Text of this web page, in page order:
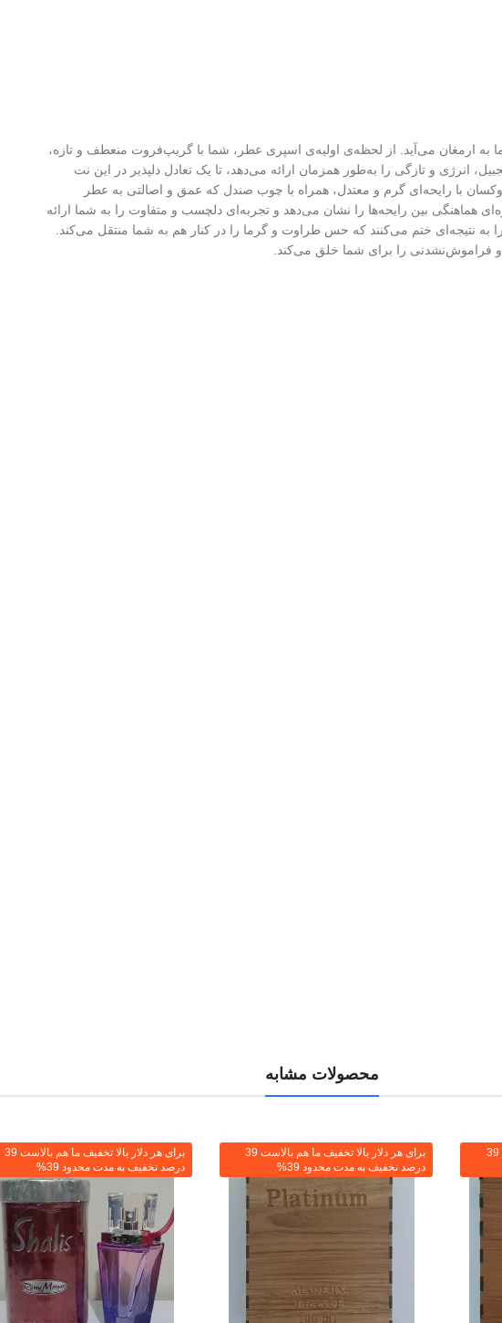
به ارمغان می‌آید. از لحظه‌ی اولیه‌ی اسپری عطر، شما با گریپ‌فروت منعطف و تازه،
انرژی و تازگی را به‌طور همزمان ارائه می‌دهد، تا یک تعادل دلپذیر در این نت
با رایحه‌ای گرم و معتدل، همراه با چوب صندل که عمق و اصالتی به عطر
هماهنگی بین رایحه‌ها را نشان می‌دهد و تجربه‌ای دلچسب و متفاوت را به شما ارائه
به نتیجه‌ای ختم می‌کنند که حس طراوت و گرما را در کنار هم به شما منتقل می‌کند.
و فراموش‌نشدنی را برای شما خلق می‌کند.
محصولات مشابه
برای هر دلار بالا تخفیف ما هم بالاست 39
برای هر دلار بالا تخفیف ما هم بالاست 39
درصد تخفیف به مدت محدود 39%
برای هر دلار بالا تخفیف ما هم بالاست 39
درصد تخفیف به مدت محدود 39%